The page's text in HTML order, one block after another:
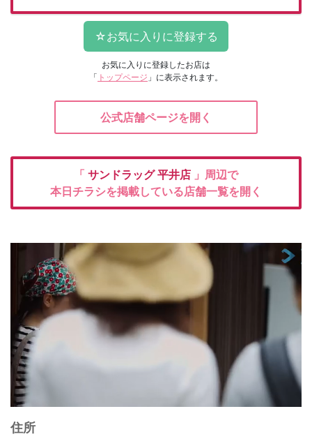
お気に入りに登録したお店は
「 トップページ 」に表示されます。
公式店舗ページを開く
「 サンドラッグ平井店 」周辺で
本日チラシを掲載している店舗一覧を開く
住所